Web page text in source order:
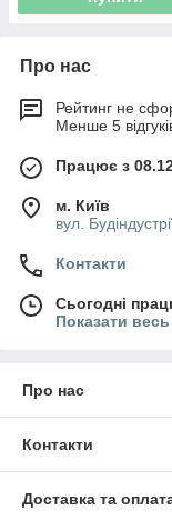
Про нас
Рейтинг не
Менше 5
Працює з
м. Київ
вул.
Контакти
Сьогодні
Показати
Про нас
Контакти
Доставка та